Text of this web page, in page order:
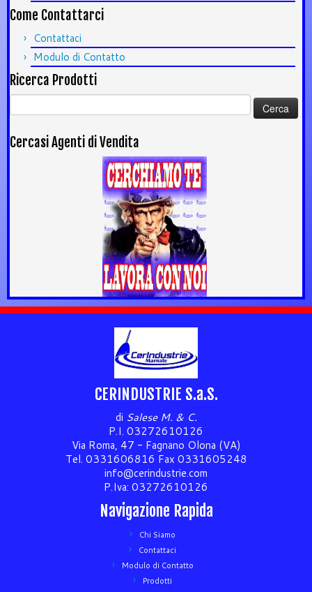
Come Contattarci
Contattaci
Modulo di Contatto
Ricerca Prodotti
Ricerca
per:
Cercasi Agenti di Vendita
CERINDUSTRIE S.a.S.
di Salese M. & C.
P.I. 03272610126
Via Roma, 47 - Fagnano Olona (VA)
Tel. 0331606816 Fax 0331605248
info@cerindustrie.com
P.Iva: 03272610126
Navigazione Rapida
Chi Siamo
Contattaci
Modulo di Contatto
Prodotti